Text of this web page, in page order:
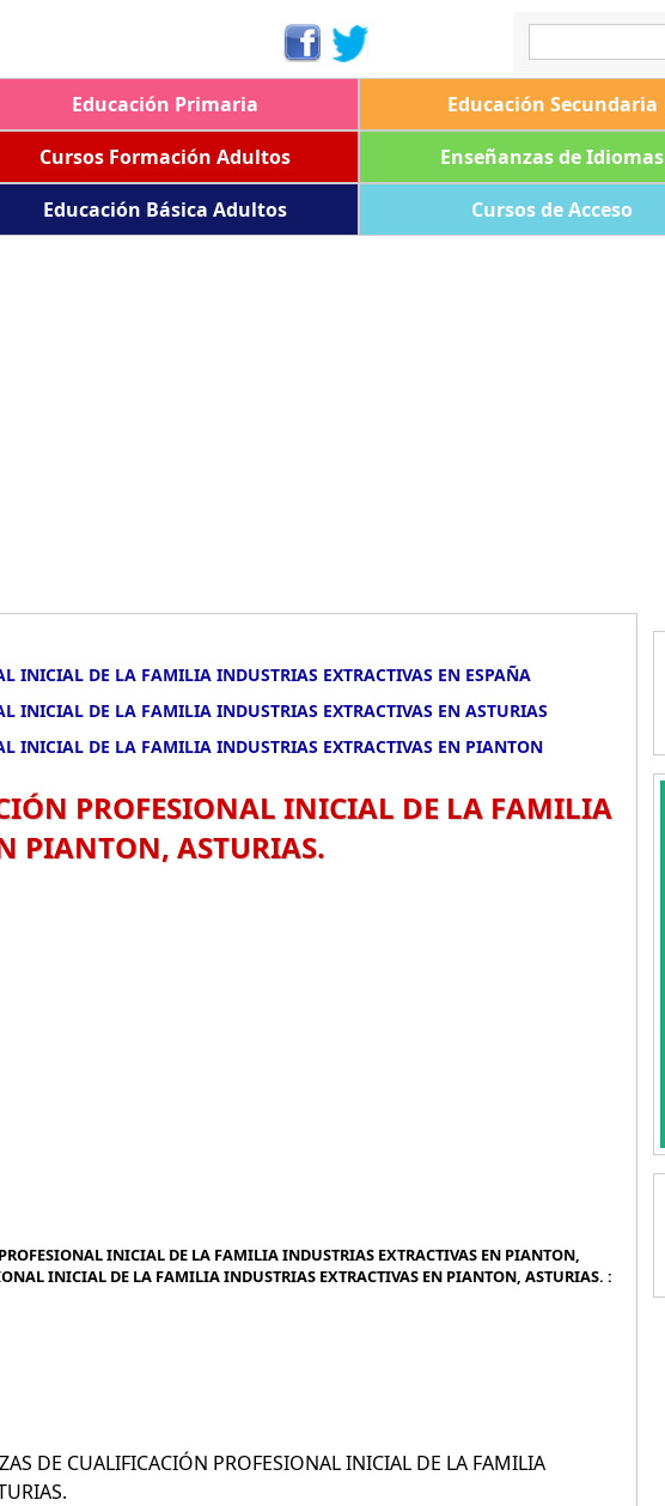
Educación Primaria Educación Secundaria
Cursos Formación Adultos Enseñanzas de Idiomas
Educación Básica Adultos Cursos de Acceso
INICIAL DE LA FAMILIA INDUSTRIAS EXTRACTIVAS EN ESPAÑA
INICIAL DE LA FAMILIA INDUSTRIAS EXTRACTIVAS EN ASTURIAS
INICIAL DE LA FAMILIA INDUSTRIAS EXTRACTIVAS EN PIANTON
PROFESIONAL INICIAL DE LA FAMILIA
PIANTON, ASTURIAS.
INICIAL DE LA FAMILIA INDUSTRIAS EXTRACTIVAS EN PIANTON,
INICIAL DE LA FAMILIA INDUSTRIAS EXTRACTIVAS EN PIANTON, ASTURIAS. :
DE CUALIFICACIÓN PROFESIONAL INICIAL DE LA FAMILIA